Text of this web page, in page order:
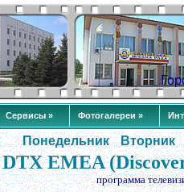
Сервисы » Фотогалереи »
Понедельник Вторник
DTX EMEA
программа